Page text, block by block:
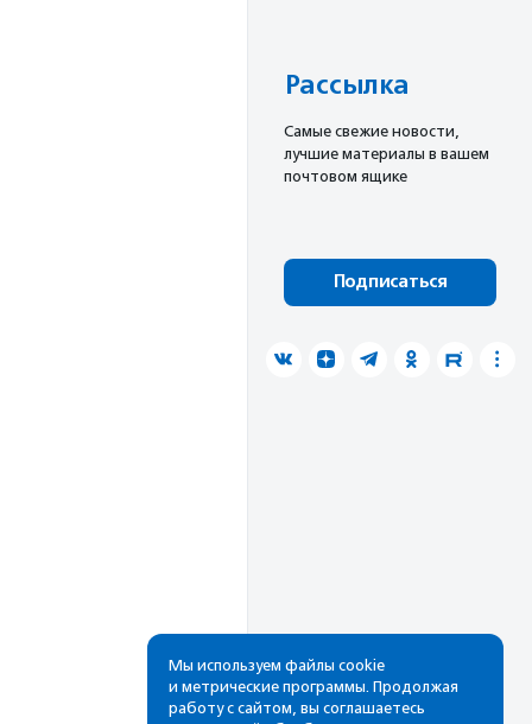
Рассылка
Cамые свежие новости,
лучшие материалы в вашем
почтовом ящике
Подписаться
Мы используем файлы cookie
и метрические программы. Продолжая
работу с сайтом, вы соглашаетесь